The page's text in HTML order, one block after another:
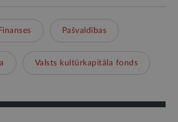
Pašvaldības
Valsts kultūrkapitāla fonds